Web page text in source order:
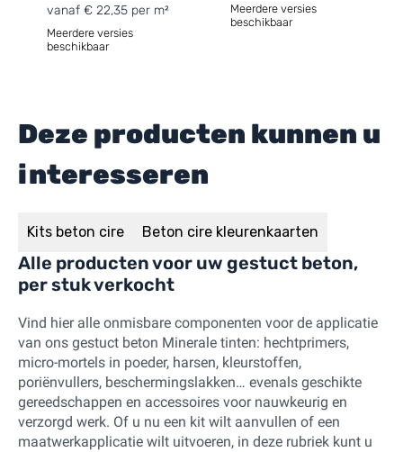
vanaf € 22,35 per m²
Meerdere versies
beschikbaar
Meerdere versies
beschikbaar
Deze producten kunnen u
interesseren
Kits beton cire Beton cire kleurenkaarten
Alle producten voor uw gestuct beton,
per stuk verkocht
Vind hier alle onmisbare componenten voor de applicatie
van ons gestuct beton Minerale tinten: hechtprimers,
micro-mortels in poeder, harsen, kleurstoffen,
poriënvullers, beschermingslakken… evenals geschikte
gereedschappen en accessoires voor nauwkeurig en
verzorgd werk. Of u nu een kit wilt aanvullen of een
maatwerkapplicatie wilt uitvoeren, in deze rubriek kunt u